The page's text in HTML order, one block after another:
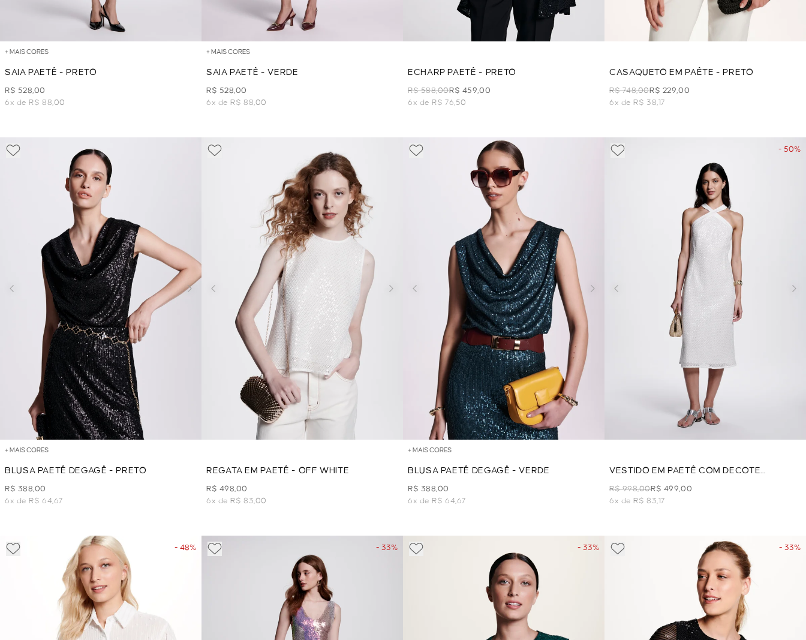
+ MAIS CORES
SAIA PAETÊ - PRETO
R$ 528,00
6x de R$ 88,00
+ MAIS CORES
SAIA PAETÊ - VERDE
R$ 528,00
6x de R$ 88,00
ECHARP PAETÊ - PRETO
R$ 588,00R$ 459,00
6x de R$ 76,50
CASAQUETO EM PAÊTE - PRETO
R$ 748,00R$ 229,00
6x de R$ 38,17
+ MAIS CORES
BLUSA PAETÊ DEGAGÊ - PRETO
R$ 388,00
6x de R$ 64,67
REGATA EM PAETÊ - OFF WHITE
R$ 498,00
6x de R$ 83,00
+ MAIS CORES
BLUSA PAETÊ DEGAGÊ - VERDE
R$ 388,00
6x de R$ 64,67
- 50%
VESTIDO EM PAETÊ COM DECOTE
CRUZADO - OFF WHITE
R$ 998,00R$ 499,00
6x de R$ 83,17
- 48% - 33% - 33% - 33%